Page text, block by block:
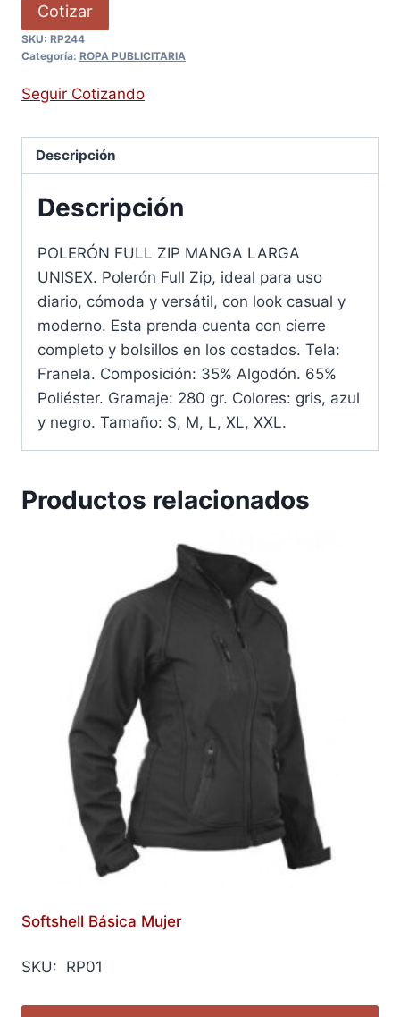
Cotizar
SKU: RP244
Categoría: ROPA PUBLICITARIA
Seguir Cotizando
Descripción
Descripción
POLERÓN FULL ZIP MANGA LARGA
UNISEX. Polerón Full Zip, ideal para uso
diario, cómoda y versátil, con look casual y
moderno. Esta prenda cuenta con cierre
completo y bolsillos en los costados. Tela:
Franela. Composición: 35% Algodón. 65%
Poliéster. Gramaje: 280 gr. Colores: gris, azul
y negro. Tamaño: S, M, L, XL, XXL.
Productos relacionados
Softshell Básica Mujer
SKU: RP01